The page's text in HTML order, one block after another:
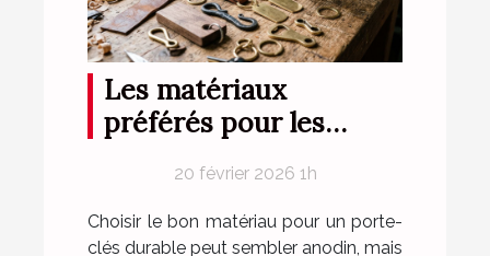
Les matériaux
préférés pour les
20 février 2026 1h
Choisir le bon matériau pour un porte-
clés durable peut sembler anodin, mais